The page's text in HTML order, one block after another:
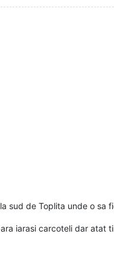
sud de Toplita unde o sa
iarasi carcoteli dar atat